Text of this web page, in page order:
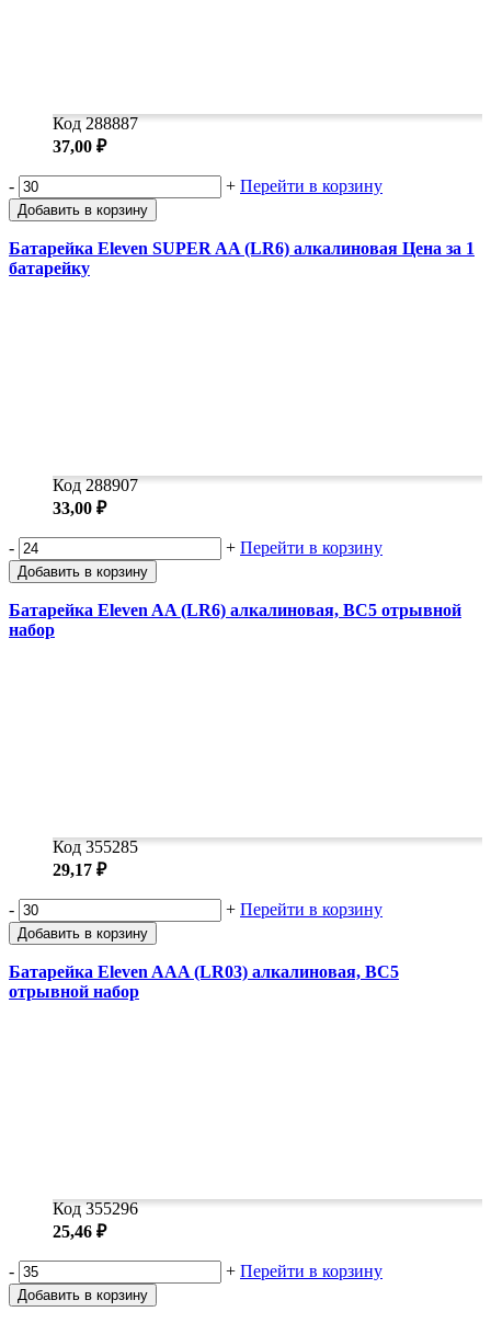
Код 288887
37,00 ₽
- + Перейти в корзину
Добавить в корзину
Батарейка Eleven SUPER AA (LR6) алкалиновая Цена за 1
батарейку
Код 288907
33,00 ₽
- + Перейти в корзину
Добавить в корзину
Батарейка Eleven AA (LR6) алкалиновая, BC5 отрывной
набор
Код 355285
29,17 ₽
- + Перейти в корзину
Добавить в корзину
Батарейка Eleven AAA (LR03) алкалиновая, BC5
отрывной набор
Код 355296
25,46 ₽
- + Перейти в корзину
Добавить в корзину